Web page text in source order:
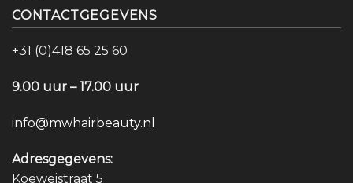
CONTACTGEGEVENS
+31 (0)418 65 25 60
9.00 uur – 17.00 uur
info@mwhairbeauty.nl
Adresgegevens:
Koeweistraat 5